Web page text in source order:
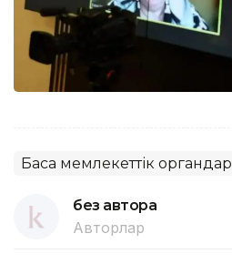
Басқа мемлекеттік органдар
без автора
Авторлар